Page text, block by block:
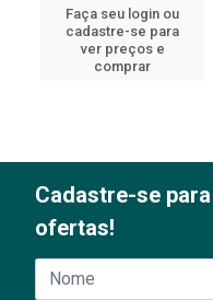
Faça seu login ou
cadastre-se para
ver preços e
comprar
Cadastre-se
ofertas!